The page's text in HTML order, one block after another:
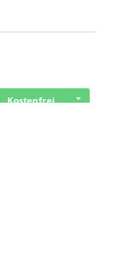
Kostenfrei